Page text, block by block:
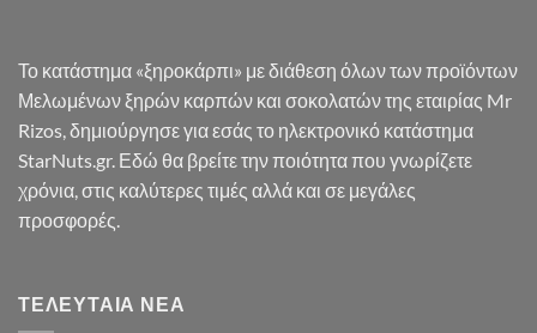
Το κατάστημα «ξηροκάρπι» με διάθεση όλων των προϊόντων
Μελωμένων ξηρών καρπών και σοκολατών της εταιρίας Mr
Rizos, δημιούργησε για εσάς το ηλεκτρονικό κατάστημα
StarNuts.gr. Εδώ θα βρείτε την ποιότητα που γνωρίζετε
χρόνια, στις καλύτερες τιμές αλλά και σε μεγάλες
προσφορές.
ΤΕΛΕΥΤΑΊΑ ΝΈΑ